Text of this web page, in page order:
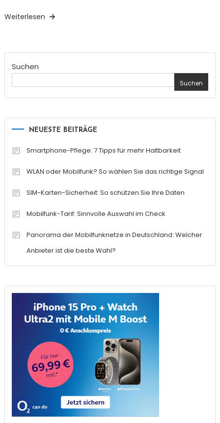
Weiterlesen
Suchen
Suchen
NEUESTE BEITRÄGE
Smartphone-Pflege: 7 Tipps für mehr Haltbarkeit
WLAN oder Mobilfunk? So wählen Sie das richtige Signal
SIM-Karten-Sicherheit: So schützen Sie Ihre Daten
Mobilfunk-Tarif: Sinnvolle Auswahl im Check
Panorama der Mobilfunknetze in Deutschland: Welcher
Anbieter ist die beste Wahl?